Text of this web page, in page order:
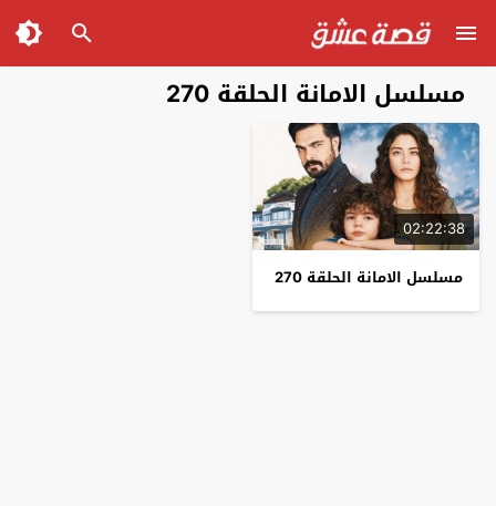
مسلسل الامانة الحلقة 270
02:22:38
مسلسل الامانة الحلقة 270